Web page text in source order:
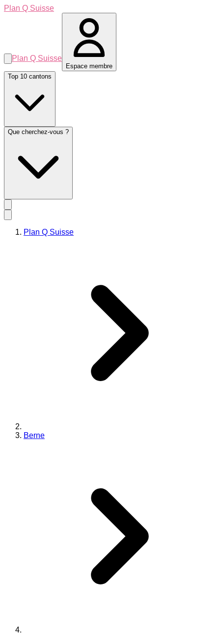
Plan Q Suisse
Plan Q Suisse
Espace membre
Top 10 cantons
Que cherchez-vous ?
Plan Q Suisse
Berne